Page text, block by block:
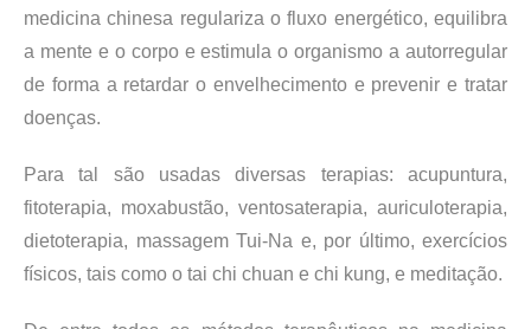
medicina chinesa regulariza o fluxo energético, equilibra
a mente e o corpo e estimula o organismo a autorregular
de forma a retardar o envelhecimento e prevenir e tratar
doenças.
Para tal são usadas diversas terapias: acupuntura,
fitoterapia, moxabustão, ventosaterapia, auriculoterapia,
dietoterapia, massagem Tui-Na e, por último, exercícios
físicos, tais como o tai chi chuan e chi kung, e meditação.